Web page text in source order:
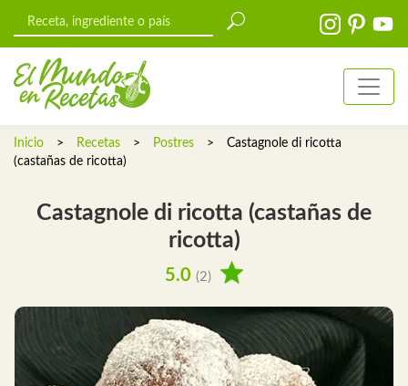
Inicio > Recetas > Postres >
Castagnole di ricotta
(castañas de ricotta)
Castagnole di ricotta (castañas de
ricotta)
5.0 (2)